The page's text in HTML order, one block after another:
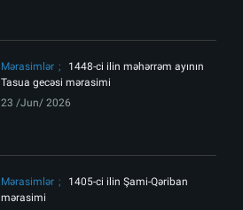
Mərasimlər
1448-ci ilin məhərrəm ayının
Tasua gecəsi mərasimi
23 /Jun/ 2026
Mərasimlər
1405-ci ilin Şami-Qəriban
mərasimi